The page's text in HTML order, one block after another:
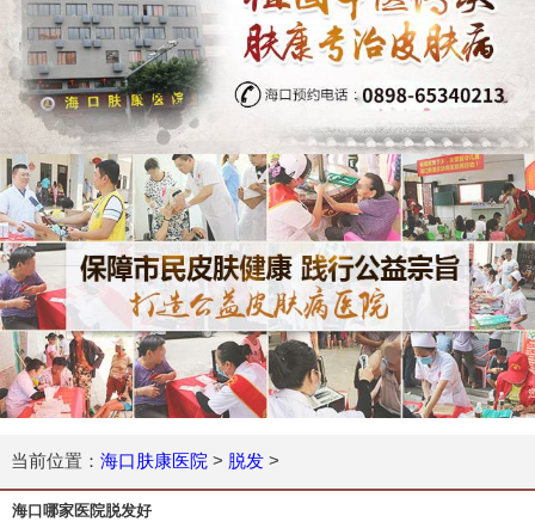
当前位置： 海口肤康医院 > 脱发>
海口哪家医院脱发好